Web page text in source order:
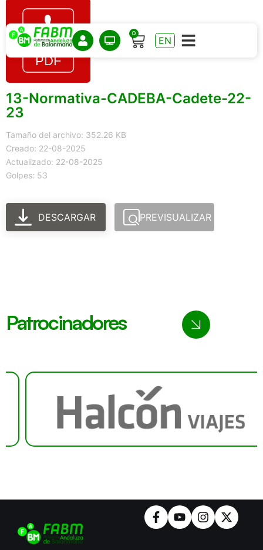
0
EN
13-Normativa-CADEBA-Cadete-22-
23
Tamaño del archivo: 352.26 KB
Creado: 22-08-2025
Actualizado: 22-08-2025
Golpes: 53
DESCARGAR PREVISUALIZAR
Patrocinadores